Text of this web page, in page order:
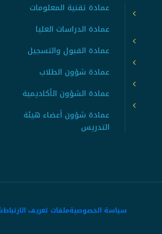
عمادة تقنية المعلومات
عمادة الدراسات العليا
عمادة القبول والتسجيل
عمادة شؤون الطلاب
عمادة الشؤون الأكاديمية
عمادة شؤون أعضاء هيئة
التدريس
سياسة الخصوصيةملفات تعريف الارتباط